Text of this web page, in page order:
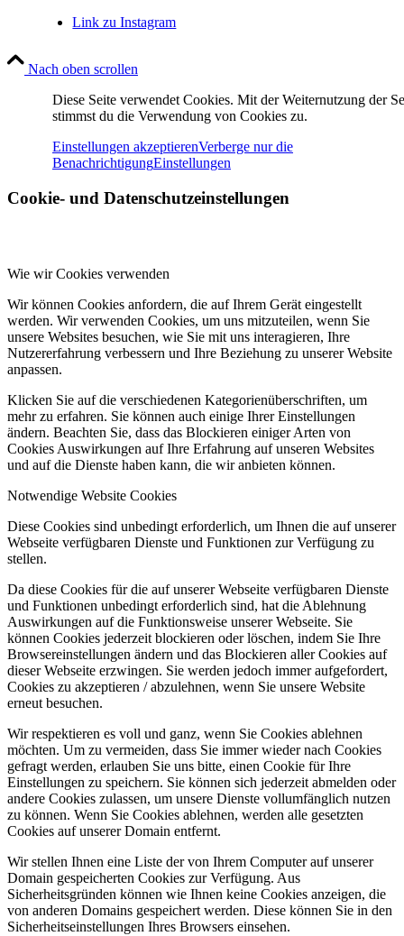
Link zu Instagram
Nach oben scrollen
Diese Seite verwendet Cookies. Mit der Weiternutzung der
stimmst du die Verwendung von Cookies zu.
Einstellungen akzeptierenVerberge nur die
BenachrichtigungEinstellungen
Cookie- und Datenschutzeinstellungen
Wie wir Cookies verwenden
Wir können Cookies anfordern, die auf Ihrem Gerät eingestellt
werden. Wir verwenden Cookies, um uns mitzuteilen, wenn Sie
unsere Websites besuchen, wie Sie mit uns interagieren, Ihre
Nutzererfahrung verbessern und Ihre Beziehung zu unserer Website
anpassen.
Klicken Sie auf die verschiedenen Kategorienüberschriften, um
mehr zu erfahren. Sie können auch einige Ihrer Einstellungen
ändern. Beachten Sie, dass das Blockieren einiger Arten von
Cookies Auswirkungen auf Ihre Erfahrung auf unseren Websites
und auf die Dienste haben kann, die wir anbieten können.
Notwendige Website Cookies
Diese Cookies sind unbedingt erforderlich, um Ihnen die auf unserer
Webseite verfügbaren Dienste und Funktionen zur Verfügung zu
stellen.
Da diese Cookies für die auf unserer Webseite verfügbaren Dienste
und Funktionen unbedingt erforderlich sind, hat die Ablehnung
Auswirkungen auf die Funktionsweise unserer Webseite. Sie
können Cookies jederzeit blockieren oder löschen, indem Sie Ihre
Browsereinstellungen ändern und das Blockieren aller Cookies auf
dieser Webseite erzwingen. Sie werden jedoch immer aufgefordert,
Cookies zu akzeptieren / abzulehnen, wenn Sie unsere Website
erneut besuchen.
Wir respektieren es voll und ganz, wenn Sie Cookies ablehnen
möchten. Um zu vermeiden, dass Sie immer wieder nach Cookies
gefragt werden, erlauben Sie uns bitte, einen Cookie für Ihre
Einstellungen zu speichern. Sie können sich jederzeit abmelden oder
andere Cookies zulassen, um unsere Dienste vollumfänglich nutzen
zu können. Wenn Sie Cookies ablehnen, werden alle gesetzten
Cookies auf unserer Domain entfernt.
Wir stellen Ihnen eine Liste der von Ihrem Computer auf unserer
Domain gespeicherten Cookies zur Verfügung. Aus
Sicherheitsgründen können wie Ihnen keine Cookies anzeigen, die
von anderen Domains gespeichert werden. Diese können Sie in den
Sicherheitseinstellungen Ihres Browsers einsehen.